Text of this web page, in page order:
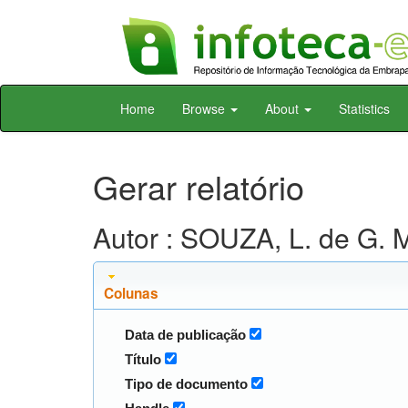
Skip
Home Browse About Statistics
Gerar relatório
Autor : SOUZA, L. de G.
Colunas
Data de publicação
Título
Tipo de documento